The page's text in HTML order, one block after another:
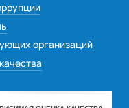
организаций